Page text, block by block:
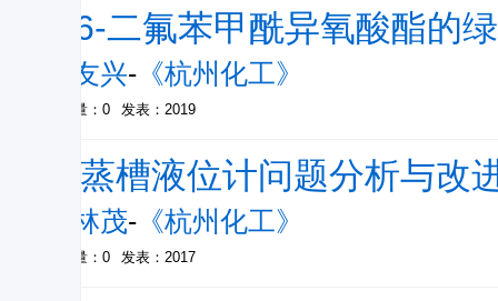
2,6-二氟苯甲酰异氧酸酯的
杜友兴- 《杭州化工》
被引量：0 发表：2019
闪蒸槽液位计问题分析与改
张林茂- 《杭州化工》
被引量：0 发表：2017